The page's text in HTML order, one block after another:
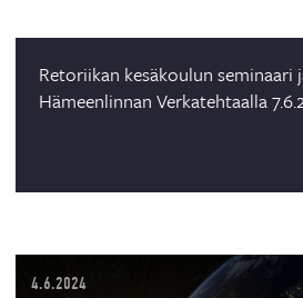
Retoriikan kesäkoulun seminaari
Hämeenlinnan Verkatehtaalla
4.6.2024